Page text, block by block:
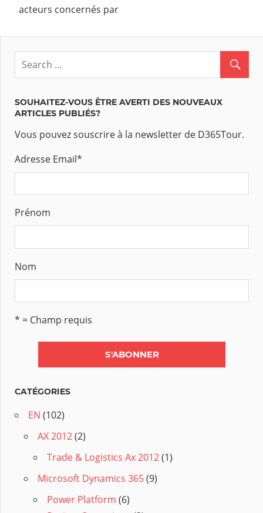
acteurs concernés par
SOUHAITEZ-VOUS ÊTRE AVERTI DES NOUVEAUX
ARTICLES PUBLIÉS?
Vous pouvez souscrire à la newsletter de D365Tour.
Adresse Email*
Prénom
Nom
* = Champ requis
CATÉGORIES
EN (102)
AX 2012(2)
Trade & Logistics Ax 2012(1)
Microsoft Dynamics 365(9)
Power Platform (6)